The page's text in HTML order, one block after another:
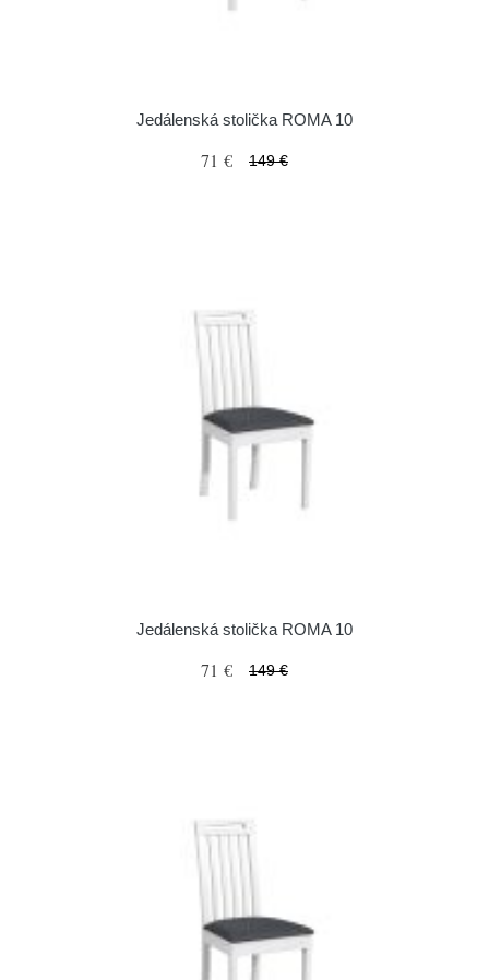
Jedálenská stolička ROMA 10
71 € 149 €
Jedálenská stolička ROMA 10
71 € 149 €